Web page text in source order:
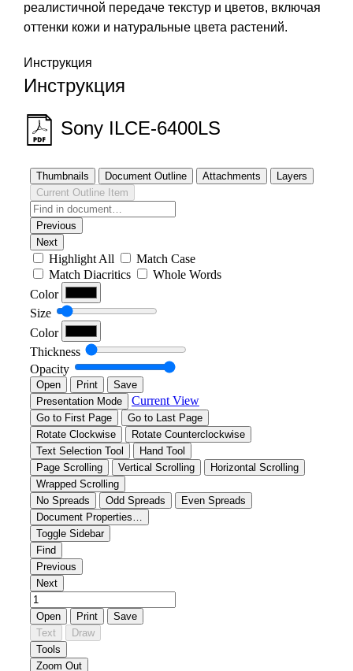
реалистичной передаче текстур и цветов, включая
оттенки кожи и натуральные цвета растений.
Инструкция
Инструкция
Sony ILCE-6400LS